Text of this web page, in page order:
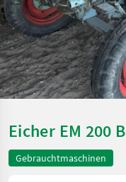
Eicher EM 200 B
Gebrauchtmaschinen